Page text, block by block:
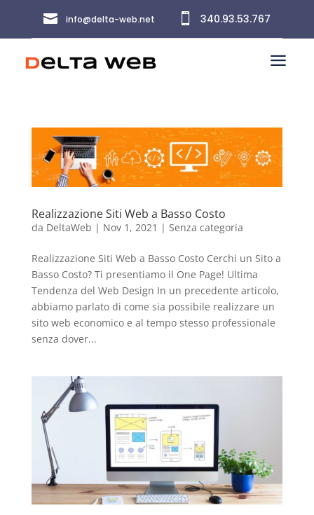
a
 info@delta-web.net  340.93.53.767
Realizzazione Siti Web a Basso Costo
da DeltaWeb | Nov 1, 2021 | Senza categoria
Realizzazione Siti Web a Basso Costo Cerchi un Sito a
Basso Costo? Ti presentiamo il One Page! Ultima
Tendenza del Web Design In un precedente articolo,
abbiamo parlato di come sia possibile realizzare un
sito web economico e al tempo stesso professionale
senza dover...